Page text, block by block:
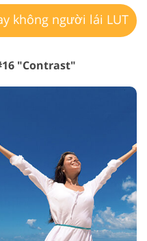
không người lái LUT
"Contrast"